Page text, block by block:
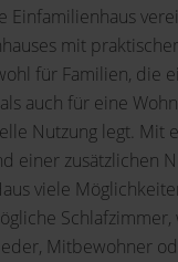
Einfamilienhaus
mit
für Familien, die
auch für eine
Nutzung legt. Mit
einer zusätzlichen
viele
Schlafzimmer,
Mitbewohner